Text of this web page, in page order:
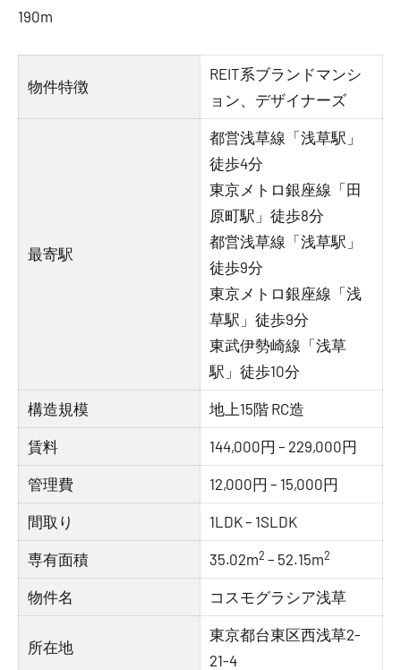
190m
物件特徴
REIT系ブランドマンシ
ョン、デザイナーズ
最寄駅
都営浅草線「浅草駅」
徒歩4分
東京メトロ銀座線「田
原町駅」徒歩8分
都営浅草線「浅草駅」
徒歩9分
東京メトロ銀座線「浅
草駅」徒歩9分
東武伊勢崎線「浅草
駅」徒歩10分
構造規模 地上15階 RC造
賃料 144,000円 – 229,000円
管理費 12,000円 – 15,000円
間取り 1LDK – 1SLDK
専有面積 35.02m2 – 52.15m2
物件名 コスモグラシア浅草
所在地
東京都台東区西浅草2-
21-4